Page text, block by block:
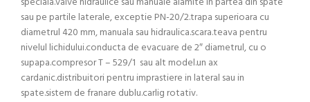
sau pe partile laterale, exceptie PN-20/2.trapa superioara cu
diametrul 420 mm, manuala sau hidraulica.scara.teava pentru
nivelul lichidului.conducta de evacuare de 2″ diametrul, cu o
supapa.compresor T – 529/1 sau alt model.un ax
cardanic.distribuitori pentru imprastiere in lateral sau in
spate.sistem de franare dublu.carlig rotativ.